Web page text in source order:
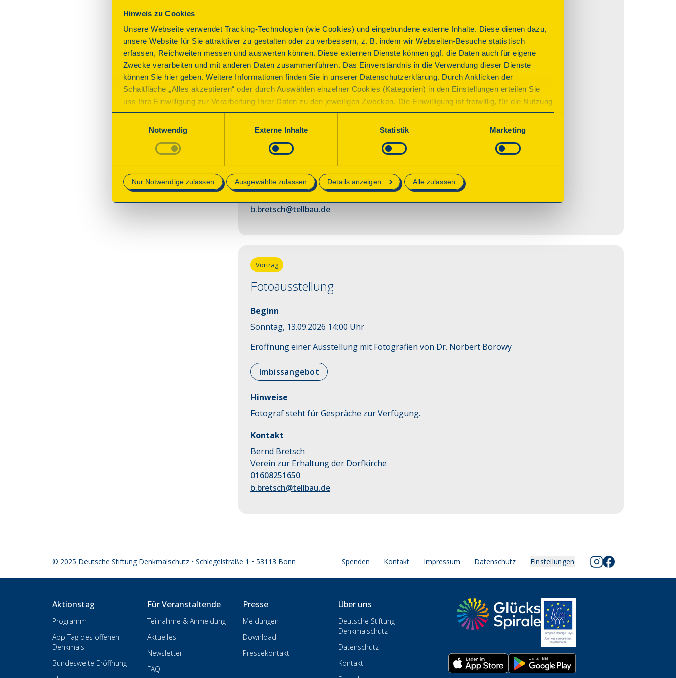
Hinweis zu Cookies
Unsere Webseite verwendet Tracking-Technologien (wie Cookies) und eingebundene externe Inhalte. Diese dienen dazu,
unsere Website für Sie attraktiver zu gestalten oder zu verbessern, z. B. indem wir Webseiten-Besuche statistisch
erfassen, Reichweiten messen und auswerten können. Diese externen Dienste können ggf. die Daten auch für eigene
Zwecke verarbeiten und mit anderen Daten zusammenführen. Das Einverständnis in die Verwendung dieser Dienste
können Sie hier geben. Weitere Informationen finden Sie in unserer Datenschutzerklärung. Durch Anklicken der
Schaltfläche „Alles akzeptieren“ oder durch Auswählen einzelner Cookies (Kategorien) in den Einstellungen erteilen Sie
uns Ihre Einwilligung zur Verarbeitung Ihrer Daten zu den jeweiligen Zwecken. Die Einwilligung ist freiwillig, für die Nutzung
des Onlineangebots nicht erforderlich und kann jederzeit aktualisiert oder widerrufen werden. Wenn Sie das Consent Tool
mit „Speichern“ bestätigen, werden nur essenzielle Cookies auf der Webseite gesetzt, die technisch notwendig und für den
Notwendig
Externe Inhalte Statistik Marketing
Nur Notwendige zulassen Ausgewählte zulassen Details anzeigen Alle zulassen
Konzert
Beginn
Sonntag, 13.09.2026 17:00 Uhr| Dauer:60Minuten
Abschluss ist Konzert mit Yaro - Studentin
Flöte - nicht nur klassisch
Eintritt frei, Spenden erbeten.
Kontakt
Bernd Bretsch
Verein zur Erhaltung der Dorfkirche
b.bretsch@tellbau.de
Vortrag
Fotoausstellung
Beginn
Sonntag, 13.09.2026 14:00 Uhr
Eröffnung einer Ausstellung mit Fotografien von Dr. Norbert Borowy
Imbissangebot
Hinweise
Fotograf steht für Gespräche zur Verfügung.
Kontakt
Bernd Bretsch
Verein zur Erhaltung der Dorfkirche
01608251650
b.bretsch@tellbau.de
© 2025 Deutsche Stiftung Denkmalschutz • Schlegelstraße 1 • 53113 Bonn Spenden Kontakt Impressum Datenschutz Einstellungen
Aktionstag
Programm
App Tag des offenen
Denkmals
Bundesweite Eröffnung
Für Veranstaltende
Teilnahme & Anmeldung
Aktuelles
Newsletter
FAQ
Presse
Meldungen
Download
Pressekontakt
Über uns
Deutsche Stiftung
Denkmalschutz
Datenschutz
Kontakt